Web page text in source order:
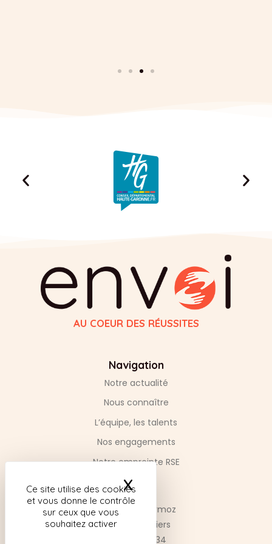
Ce site utilise des cookies
et vous donne le contrôle
sur ceux que vous
souhaitez activer
XMasquer le
Navigation
Notre actualité
Nous connaître
L’équipe, les talents
Nos engagements
Notre empreinte RSE
AU COEUR DES RÉUSSITES
Contact
3 Av. Jean Mermoz
31770 Colomiers
05 61 43 27 34